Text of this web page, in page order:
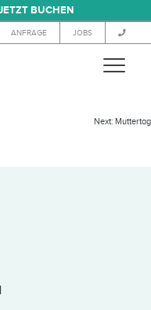
BUCHEN
ANFRAGE JOBS
Next: Muttertag